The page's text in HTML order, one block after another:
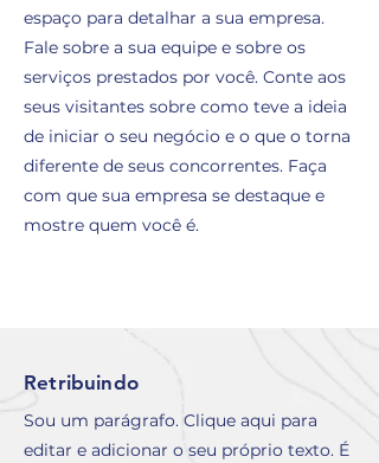
espaço para detalhar a sua empresa.
Fale sobre a sua equipe e sobre os
serviços prestados por você. Conte aos
seus visitantes sobre como teve a ideia
de iniciar o seu negócio e o que o torna
diferente de seus concorrentes. Faça
com que sua empresa se destaque e
mostre quem você é.
Retribuindo
Sou um parágrafo. Clique aqui para
editar e adicionar o seu próprio texto. É